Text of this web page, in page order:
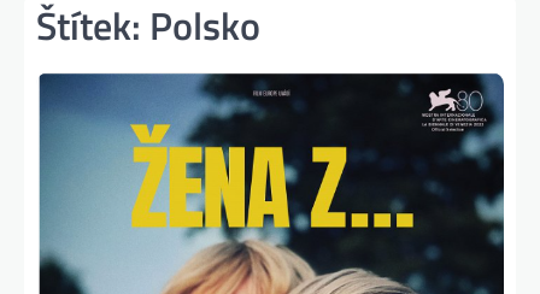
Štítek: Polsko